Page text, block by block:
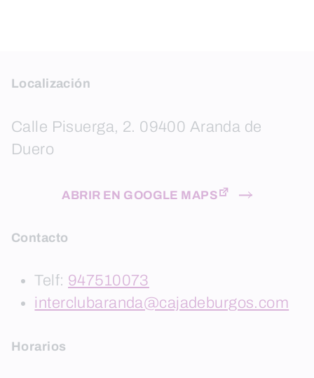
Localización
Calle Pisuerga, 2. 09400 Aranda de
Duero
ABRIR EN GOOGLE MAPS
Contacto
Telf: 947510073
interclubaranda@cajadeburgos.com
Horarios